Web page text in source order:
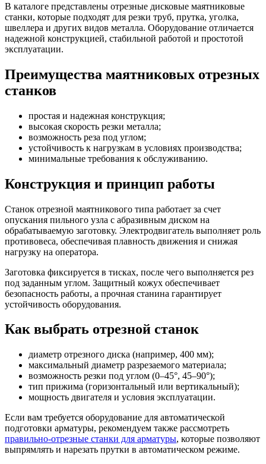
В каталоге представлены отрезные дисковые маятниковые
станки, которые подходят для резки труб, прутка, уголка,
швеллера и других видов металла. Оборудование отличается
надежной конструкцией, стабильной работой и простотой
эксплуатации.
Преимущества маятниковых отрезных
станков
простая и надежная конструкция;
высокая скорость резки металла;
возможность реза под углом;
устойчивость к нагрузкам в условиях производства;
минимальные требования к обслуживанию.
Конструкция и принцип работы
Станок отрезной маятникового типа работает за счет
опускания пильного узла с абразивным диском на
обрабатываемую заготовку. Электродвигатель выполняет роль
противовеса, обеспечивая плавность движения и снижая
нагрузку на оператора.
Заготовка фиксируется в тисках, после чего выполняется рез
под заданным углом. Защитный кожух обеспечивает
безопасность работы, а прочная станина гарантирует
устойчивость оборудования.
Как выбрать отрезной станок
диаметр отрезного диска (например, 400 мм);
максимальный диаметр разрезаемого материала;
возможность резки под углом (0–45°, 45–90°);
тип прижима (горизонтальный или вертикальный);
мощность двигателя и условия эксплуатации.
Если вам требуется оборудование для автоматической
подготовки арматуры, рекомендуем также рассмотреть
правильно-отрезные станки для арматуры, которые позволяют
выпрямлять и нарезать прутки в автоматическом режиме.